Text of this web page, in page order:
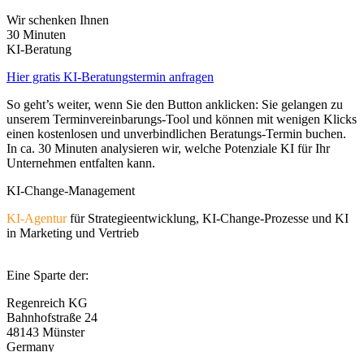
Wir schenken Ihnen
30 Minuten
KI-Beratung
Hier gratis KI-Beratungstermin anfragen
So geht’s weiter, wenn Sie den Button anklicken: Sie gelangen zu
unserem Terminvereinbarungs-Tool und können mit wenigen Klicks
einen kostenlosen und unverbindlichen Beratungs-Termin buchen.
In ca. 30 Minuten analysieren wir, welche Potenziale KI für Ihr
Unternehmen entfalten kann.
KI-Change-Management
KI-Agenturfür Strategieentwicklung, KI-Change-Prozesse und KI
in Marketing und Vertrieb
Eine Sparte der:
Regenreich KG
Bahnhofstraße 24
48143 Münster
Germany